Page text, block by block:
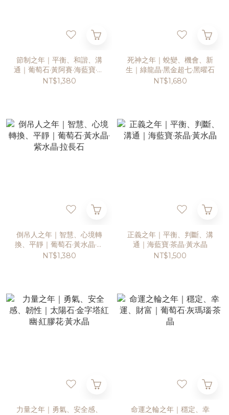
節制之年｜平衡、和諧、溝
通｜葡萄石·黃阿賽·海藍寶·黃
水晶
NT$1,380
死神之年｜蛻變、機會、新
生｜綠龍晶·黑金超七·黑曜石
NT$1,680
倒吊人之年｜智慧、心境轉
換、平靜｜葡萄石·黃水晶·紫
水晶·拉長石
NT$1,380
正義之年｜平衡、判斷、溝
通｜海藍寶·茶晶·黃水晶
NT$1,500
力量之年｜勇氣、安全感、
命運之輪之年｜穩定、幸